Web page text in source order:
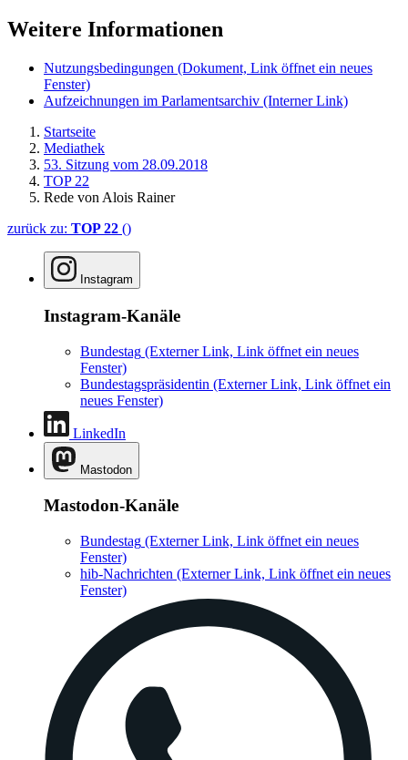
Weitere Informationen
Nutzungsbedingungen (Dokument, Link öffnet ein neues
Fenster)
Aufzeichnungen im Parlamentsarchiv (Interner Link)
Startseite
Mediathek
53. Sitzung vom 28.09.2018
TOP 22
Rede von Alois Rainer
zurück zu: TOP 22 ()
Instagram
Instagram-Kanäle
Bundestag (Externer Link, Link öffnet ein neues
Fenster)
Bundestagspräsidentin (Externer Link, Link öffnet ein
neues Fenster)
LinkedIn
Mastodon
Mastodon-Kanäle
Bundestag (Externer Link, Link öffnet ein neues
Fenster)
hib-Nachrichten (Externer Link, Link öffnet ein neues
Fenster)